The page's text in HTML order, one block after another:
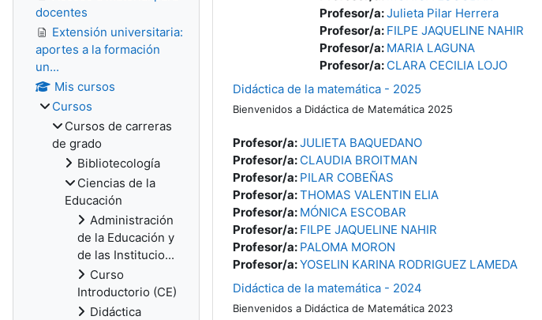
Profesor/a:Julieta Pilar Herrera
Profesor/a: FILPE JAQUELINE NAHIR
Profesor/a: MARIA LAGUNA
Profesor/a: CLARA CECILIA LOJO
Didáctica de la matemática - 2025
Bienvenidos a Didáctica de Matemática 2025
Profesor/a:JULIETA BAQUEDANO
Profesor/a: CLAUDIA BROITMAN
Profesor/a: PILAR COBEÑAS
Profesor/a:THOMAS VALENTIN ELIA
Profesor/a: MÓNICA ESCOBAR
Profesor/a: FILPE JAQUELINE NAHIR
Profesor/a: PALOMA MORON
Profesor/a:YOSELIN KARINA RODRIGUEZ LAMEDA
Didáctica de la matemática - 2024
Bienvenidos a Didáctica de Matemática 2023
docentes
Extensión universitaria:
aportes a la formación
un...
Mis cursos
Cursos
Cursos de carreras
de grado
Bibliotecología
Ciencias de la
Educación
Administración
de la Educación y
de las Institucio...
Curso
Introductorio (CE)
Didáctica